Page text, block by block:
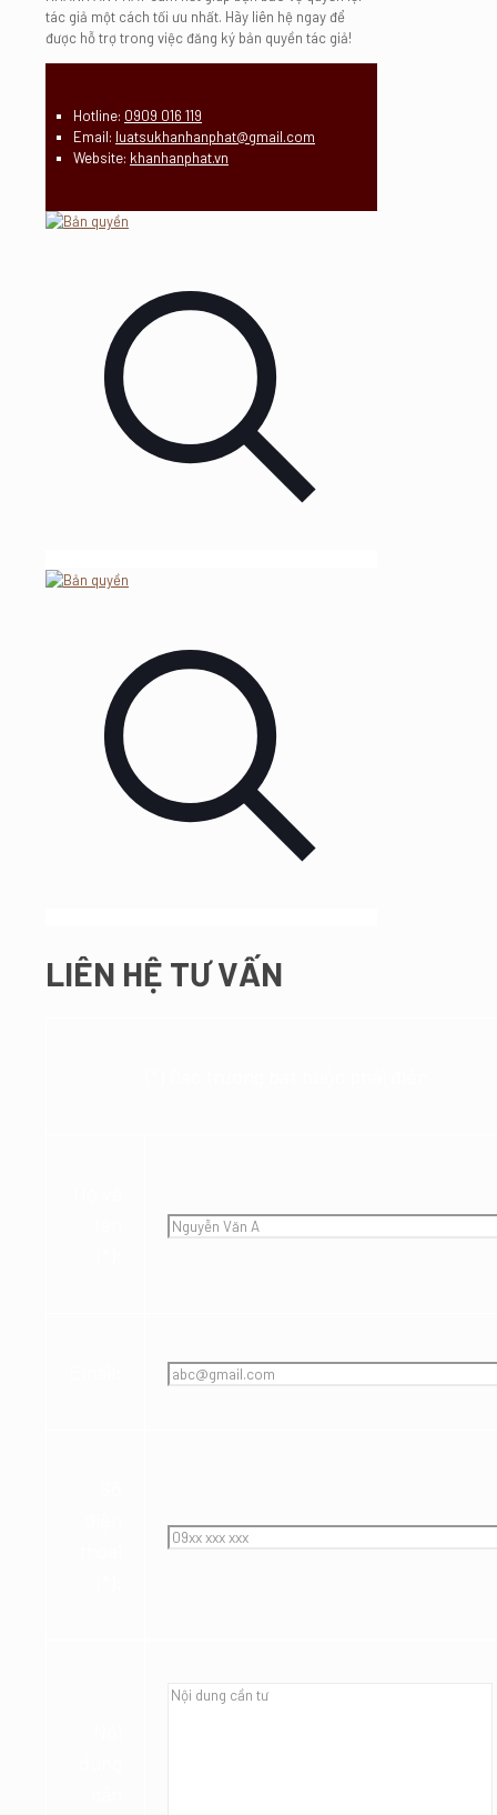
tác giả một cách tối ưu nhất. Hãy liên hệ ngay để
được hỗ trợ trong việc đăng ký bản quyền tác giả!
Hotline: 0909 016 119
Email: luatsukhanhanphat@gmail.com
Website: khanhanphat.vn
LIÊN HỆ TƯ VẤN